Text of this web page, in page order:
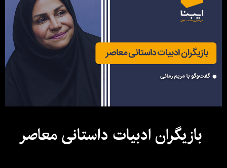
بازیگران ادبیات داستانی معاصر